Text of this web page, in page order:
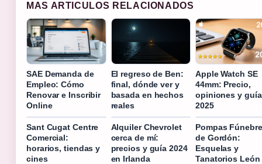
MAS ARTICULOS RELACIONADOS
SAE Demanda de
Empleo: Cómo
Renovar e Inscribir
Online
El regreso de Ben:
final, dónde ver y
basada en hechos
reales
Apple Watch SE
44mm: Precio,
opiniones y guía
2025
Sant Cugat Centre
Comercial:
horarios, tiendas y
cines
Alquiler Chevrolet
cerca de mí:
precios y guía 2024
en Irlanda
Pompas
de Gordón:
Esquelas y
Tanatorios León